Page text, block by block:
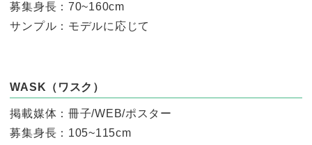
募集身長：70~160cm
サンプル：モデルに応じて
WASK（ワスク）
掲載媒体：冊子/WEB/ポスター
募集身長：105~115cm